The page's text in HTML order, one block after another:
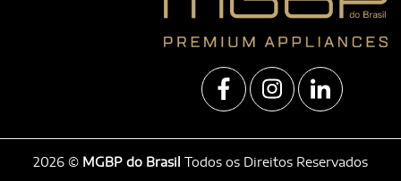
2026 © MGBP do Brasil Todos os Direitos Reservados